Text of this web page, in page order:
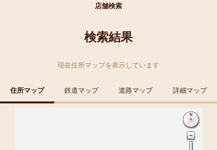
店舗検索
検索結果
現在住所マップを表示しています
住所マップ 鉄道マップ 道路マップ 詳細マップ